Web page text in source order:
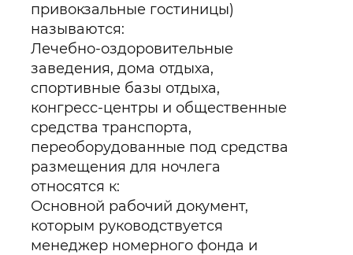
привокзальные гостиницы)
называются:
Лечебно-оздоровительные
заведения, дома отдыха,
спортивные базы отдыха,
конгресс-центры и общественные
средства транспорта,
переоборудованные под средства
размещения для ночлега
относятся к:
Основной рабочий документ,
которым руководствуется
менеджер номерного фонда и